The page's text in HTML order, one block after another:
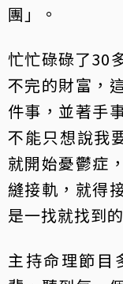
團」。
忙忙碌碌了30
不完的財富，
件事，並著手
不能只想說我
就開始憂鬱症
縫接軌，就得
是一找就找到
主持命理節目